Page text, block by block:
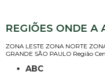
REGIÕES ONDE A
ZONA LESTE ZONA NORTE
GRANDE SÃO PAULO Região
ABC